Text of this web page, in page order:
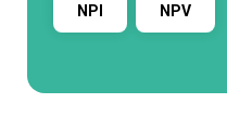
NPI NPV